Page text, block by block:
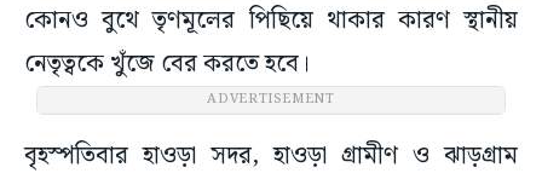
কোনও বুথে তৃণমূলের পিছিয়ে থাকার কারণ স্থানীয়
নেতৃত্বকে খুঁজে বের করতে হবে।
ADVERTISEMENT
বৃহস্পতিবার হাওড়া সদর, হাওড়া গ্রামীণ ও ঝাড়গ্রাম